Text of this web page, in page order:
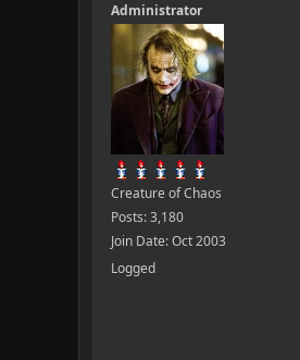
Administrator
Creature of Chaos
Posts: 3,180
Join Date: Oct 2003
Logged